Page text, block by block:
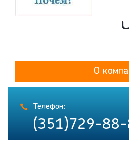
О
Телефон:
(351)729-